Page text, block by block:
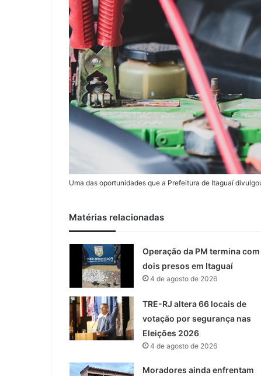
Uma das oportunidades que a Prefeitura de Itaguaí
Matérias relacionadas
Operação da PM termina com
dois presos em Itaguaí
4 de agosto de 2026
TRE-RJ altera 66 locais de
votação por segurança nas
Eleições 2026
4 de agosto de 2026
Moradores ainda enfrentam